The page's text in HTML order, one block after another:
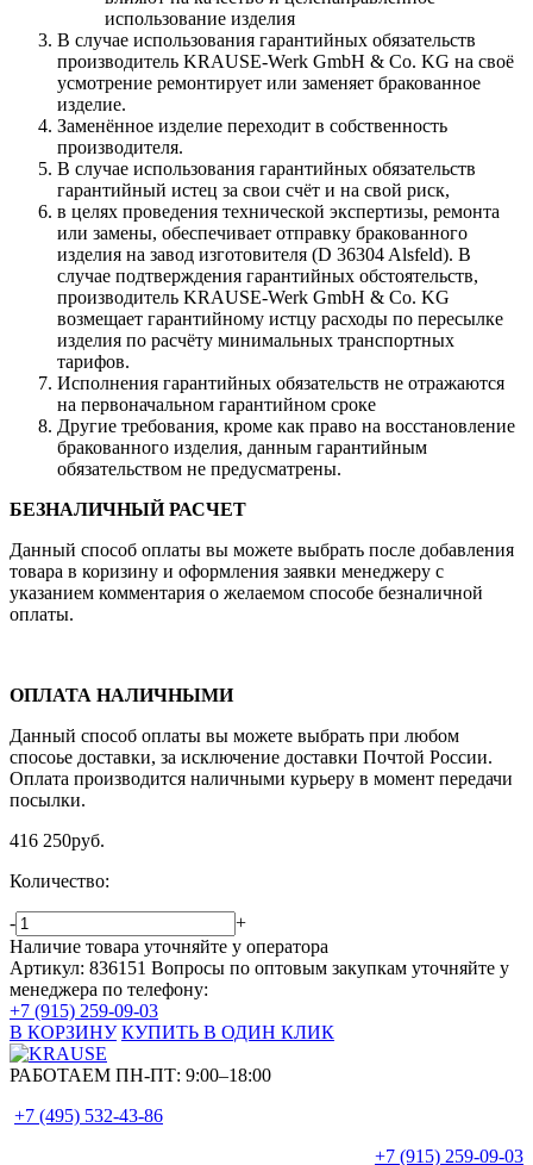
использование изделия
В случае использования гарантийных обязательств
производитель KRAUSE-Werk GmbH & Со. KG на своё
усмотрение ремонтирует или заменяет бракованное
изделие.
Заменённое изделие переходит в собственность
производителя.
В случае использования гарантийных обязательств
гарантийный истец за свои счёт и на свой риск,
в целях проведения технической экспертизы, ремонта
или замены, обеспечивает отправку бракованного
изделия на завод изготовителя (D 36304 Alsfeld). В
случае подтверждения гарантийных обстоятельств,
производитель KRAUSE-Werk GmbH & Со. KG
возмещает гарантийному истцу расходы по пересылке
изделия по расчёту минимальных транспортных
тарифов.
Исполнения гарантийных обязательств не отражаются
на первоначальном гарантийном сроке
Другие требования, кроме как право на восстановление
бракованного изделия, данным гарантийным
обязательством не предусматрены.
БЕЗНАЛИЧНЫЙ РАСЧЕТ
Данный способ оплаты вы можете выбрать после добавления
товара в коризину и оформления заявки менеджеру c
указанием комментария о желаемом способе безналичной
оплаты.
ОПЛАТА НАЛИЧНЫМИ
Данный способ оплаты вы можете выбрать при любом
спосоье доставки, за исключение доставки Почтой России.
Оплата производится наличными курьеру в момент передачи
посылки.
416 250руб.
Количество:
-
+
Наличие товара уточняйте у оператора
Артикул: 836151 Вопросы по оптовым закупкам уточняйте у
менеджера по телефону:
+7 (915) 259-09-03
В КОРЗИНУ КУПИТЬ В ОДИН КЛИК
РАБОТАЕМ ПН-ПТ: 9:00–18:00
+7 (495) 532-43-86
+7 (915) 259-09-03